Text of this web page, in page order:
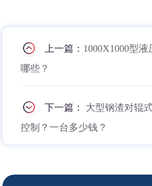
上一篇： 1000X1000型
哪些？
下一篇： 大型钢渣对辊
控制？一台多少钱？